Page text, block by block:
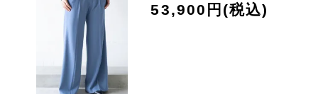
53,900円(税込)